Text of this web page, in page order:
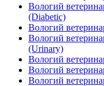
Вологий
(Diabetic)
Вологий
Вологий
(Urinary)
Вологий
Вологий
Вологий